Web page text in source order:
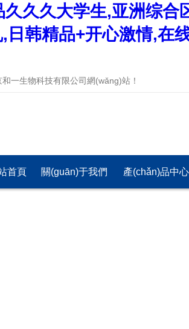
久久久大学生,亚洲综
,日韩精品+开心激情,在
一生物科技有限公司網(wǎng)站！
首頁 關(guān)于我們 產(chǎn)品中心